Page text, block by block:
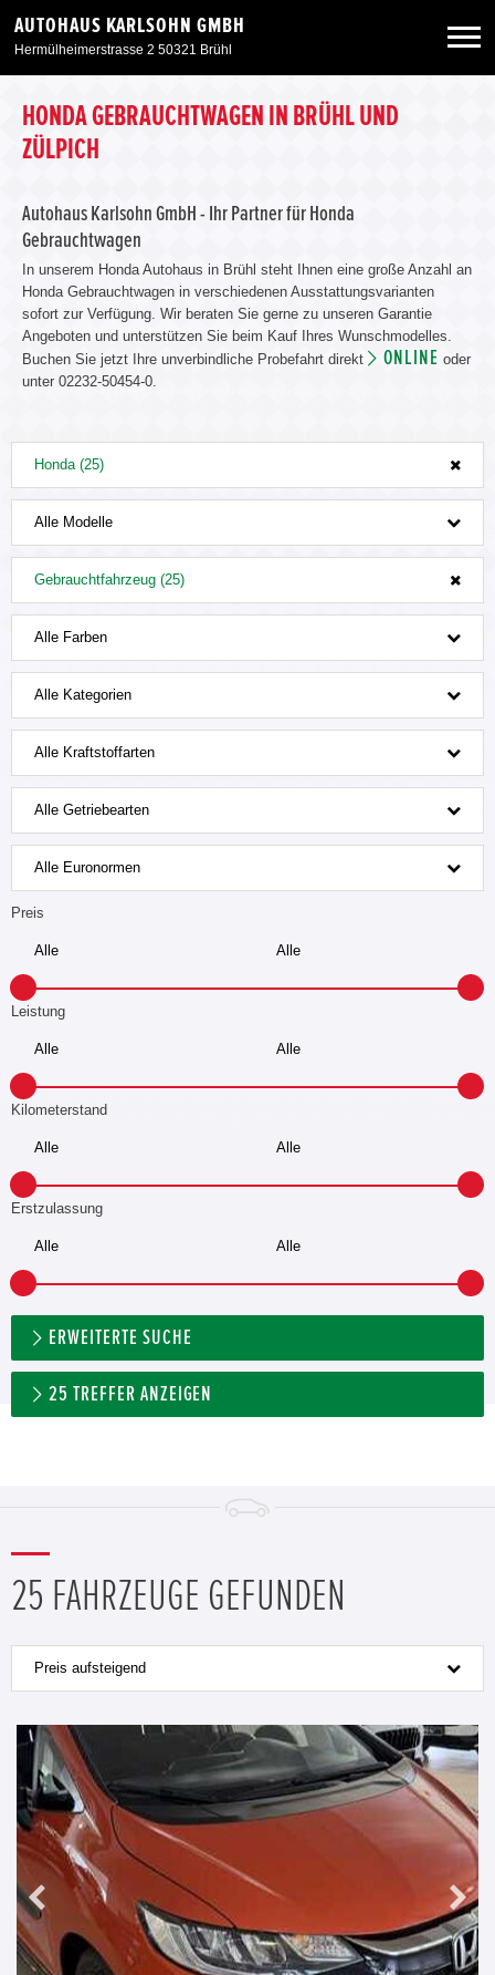
AUTOHAUS KARLSOHN GMBH
Hermülheimerstrasse 2 50321 Brühl
Neuwagen
Angebote
Service & Zubehör
Unser Autohaus
HONDA GEBRAUCHTWAGEN IN BRÜHL UND
ZÜLPICH
Autohaus Karlsohn GmbH - Ihr Partner für Honda
Gebrauchtwagen
In unserem Honda Autohaus in Brühl steht Ihnen eine große Anzahl an
Honda Gebrauchtwagen in verschiedenen Ausstattungsvarianten
sofort zur Verfügung. Wir beraten Sie gerne zu unseren Garantie
Angeboten und unterstützen Sie beim Kauf Ihres Wunschmodelles.
Buchen Sie jetzt Ihre unverbindliche Probefahrt direkt
ONLINE oder
unter 02232-50454-0.
Honda (25)
Alle Modelle
Gebrauchtfahrzeug (25)
Alle Farben
Alle Kategorien
Alle Kraftstoffarten
Alle Getriebearten
Alle Euronormen
Preis
Leistung
Kilometerstand
Erstzulassung
ERWEITERTE SUCHE
25 TREFFER ANZEIGEN
25 FAHRZEUGE GEFUNDEN
Preis aufsteigend